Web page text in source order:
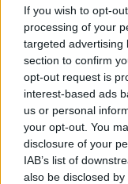
If you wish to opt-
processing of your
targeted advertising
section to confirm
opt-out request is
interest-based ads
us or personal
your opt-out. You
disclosure of your
IAB’s list of
also be disclosed
megöltem az
saját bűnét kell
nagyobb
meg, csak
gyógyítható egy